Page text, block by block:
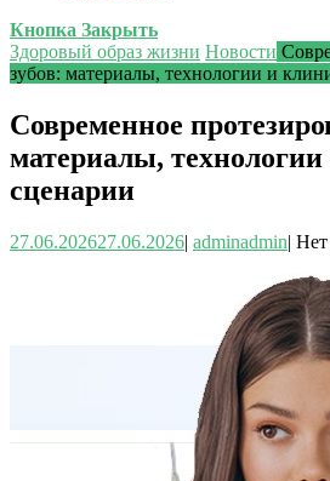
Кнопка Закрыть
Здоровый образ жизни Новости
зубов: материалы, технологии и
Современное
материалы,
сценарии
27.06.202627.06.2026| adminadmin| Нет